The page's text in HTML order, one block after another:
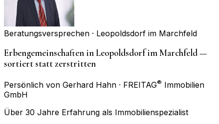
Beratungsversprechen · Leopoldsdorf im Marchfeld
Erbengemeinschaften in Leopoldsdorf im Marchfeld —
sortiert statt zerstritten
Persönlich von Gerhard Hahn · FREITAG® Immobilien
GmbH
Über 30 Jahre Erfahrung als Immobilienspezialist